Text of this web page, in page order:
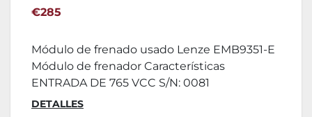
€285
Módulo de frenado usado Lenze EMB9351-E
Módulo de frenador Características
ENTRADA DE 765 VCC S/N: 0081
DETALLES